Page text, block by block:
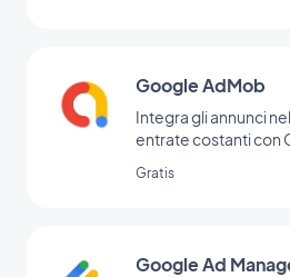
Google AdMob
Integra gli annunci
entrate costanti con
Gratis
Google Ad